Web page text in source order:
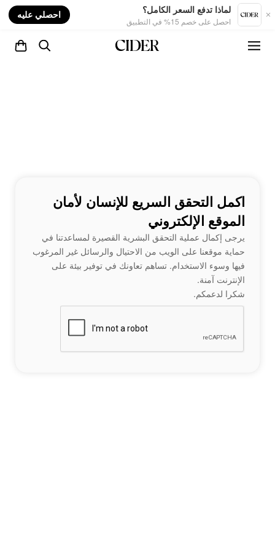
لماذا تدفع السعر الكامل؟
احصل على خصم 15% في التطبيق
احصلي عليه
اكمل التحقق السريع للإنسان لأمان
الموقع الإلكتروني
يرجى إكمال عملية التحقق البشرية القصيرة لمساعدتنا في
حماية موقعنا على الويب من الاحتيال والرسائل غير المرغوب
فيها وسوء الاستخدام. تساهم تعاونك في توفير بيئة على
الإنترنت آمنة.
شكرا لدعمكم.